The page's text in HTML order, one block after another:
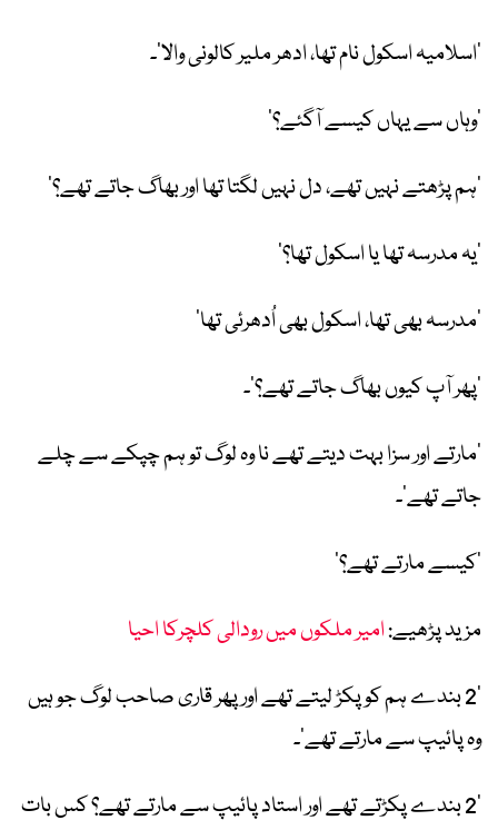
’اسلامیہ اسکول نام تھا، ادھر ملیر کالونی والا‘۔
’وہاں سے یہاں کیسے آگئے؟‘
’ہم پڑھتے نہیں تھے، دل نہیں لگتا تھا اور بھاگ جاتے تھے؟‘
’یہ مدرسہ تھا یا اسکول تھا؟‘
’مدرسہ بھی تھا، اسکول بھی اُدھرئی تھا‘
’پھر آپ کیوں بھاگ جاتے تھے؟‘۔
’مارتے اور سزا بہت دیتے تھے نا وہ لوگ تو ہم چپکے سے چلے
جاتے تھے‘۔
’کیسے مارتے تھے؟‘
مزید پڑھیے:امیر ملکوں میں رودالی کلچرکا احیا
’2 بندے ہم کو پکڑ لیتے تھے اور پھر قاری صاحب لوگ جو ہیں
وہ پائیپ سے مارتے تھے‘۔
’2 بندے پکڑتے تھے اور استاد پائیپ سے مارتے تھے؟ کس بات